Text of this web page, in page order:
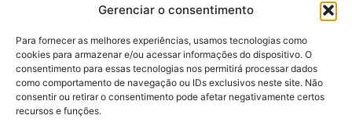
Gerenciar o consentimento
Para fornecer as melhores experiências, usamos tecnologias como
cookies para armazenar e/ou acessar informações do dispositivo. O
consentimento para essas tecnologias nos permitirá processar dados
como comportamento de navegação ou IDs exclusivos neste site. Não
consentir ou retirar o consentimento pode afetar negativamente certos
recursos e funções.